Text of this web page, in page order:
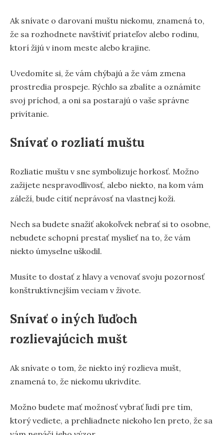
Ak snívate o darovaní muštu niekomu, znamená to,
že sa rozhodnete navštíviť priateľov alebo rodinu,
ktorí žijú v inom meste alebo krajine.
Uvedomíte si, že vám chýbajú a že vám zmena
prostredia prospeje. Rýchlo sa zbalíte a oznámite
svoj príchod, a oni sa postarajú o vaše správne
privítanie.
Snívať o rozliatí muštu
Rozliatie muštu v sne symbolizuje horkosť. Možno
zažijete nespravodlivosť, alebo niekto, na kom vám
záleží, bude cítiť neprávosť na vlastnej koži.
Nech sa budete snažiť akokoľvek nebrať si to osobne,
nebudete schopní prestať myslieť na to, že vám
niekto úmyselne uškodil.
Musíte to dostať z hlavy a venovať svoju pozornosť
konštruktívnejším veciam v živote.
Snívať o iných ľuďoch
rozlievajúcich mušt
Ak snívate o tom, že niekto iný rozlieva mušt,
znamená to, že niekomu ukrivdíte.
Možno budete mať možnosť vybrať ľudí pre tím,
ktorý vediete, a prehliadnete niekoho len preto, že sa